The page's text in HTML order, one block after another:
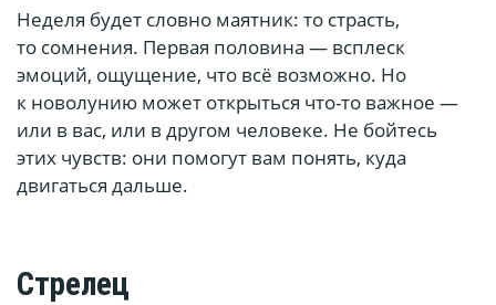
Неделя будет словно маятник: то страсть,
то сомнения. Первая половина — всплеск
эмоций, ощущение, что всё возможно. Но
к новолунию может открыться что-то важное —
или в вас, или в другом человеке. Не бойтесь
этих чувств: они помогут вам понять, куда
двигаться дальше.
Стрелец